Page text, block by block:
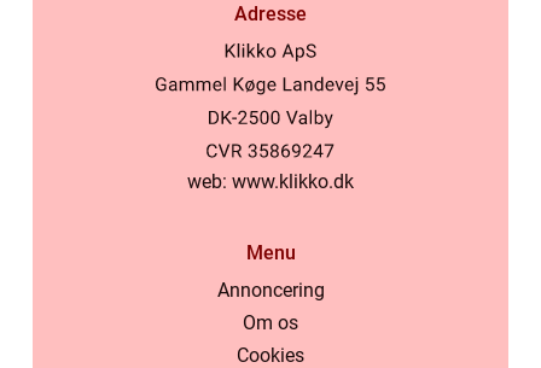
Adresse
web: www.klikko.dk
Menu
Annoncering
Om os
Cookies